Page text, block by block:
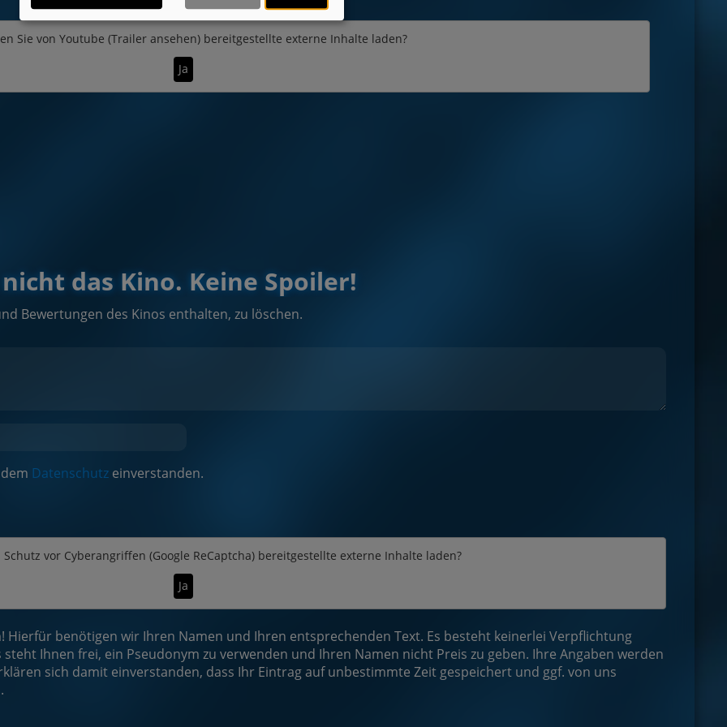
Sie von Youtube (Trailer ansehen)bereitgestellte externe Inhalte laden?
Ja
das Kino. Keine Spoiler!
Bewertungen des Kinos enthalten, zu löschen.
Datenschutz einverstanden.
Schutz vor Cyberangriffen (Google ReCaptcha) bereitgestellte externe Inhalte laden?
Ja
benötigen wir Ihren Namen und Ihren entsprechenden Text. Es besteht keinerlei Verpflichtung
Ihnen frei, ein Pseudonym zu verwenden und Ihren Namen nicht Preis zu geben. Ihre Angaben werden
sich damit einverstanden, dass Ihr Eintrag auf unbestimmte Zeit gespeichert und ggf. von uns